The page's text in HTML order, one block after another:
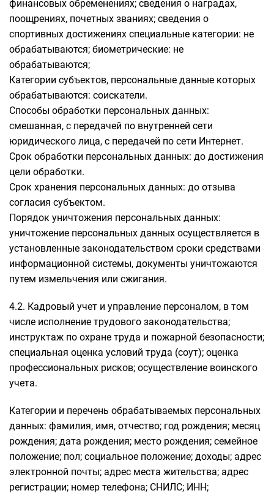
финансовых обременениях; сведения о наградах,
поощрениях, почетных званиях; сведения о
спортивных достижениях специальные категории: не
обрабатываются; биометрические: не
обрабатываются;
Категории субъектов, персональные данные которых
обрабатываются: соискатели.
Способы обработки персональных данных:
смешанная, с передачей по внутренней сети
юридического лица, с передачей по сети Интернет.
Срок обработки персональных данных: до достижения
цели обработки.
Срок хранения персональных данных: до отзыва
согласия субъектом.
Порядок уничтожения персональных данных:
уничтожение персональных данных осуществляется в
установленные законодательством сроки средствами
информационной системы, документы уничтожаются
путем измельчения или сжигания.
4.2. Кадровый учет и управление персоналом, в том
числе исполнение трудового законодательства;
инструктаж по охране труда и пожарной безопасности;
специальная оценка условий труда (соут); оценка
профессиональных рисков; осуществление воинского
учета.
Категории и перечень обрабатываемых персональных
данных: фамилия, имя, отчество; год рождения; месяц
рождения; дата рождения; место рождения; семейное
положение; пол; социальное положение; доходы; адрес
электронной почты; адрес места жительства; адрес
регистрации; номер телефона; СНИЛС; ИНН;